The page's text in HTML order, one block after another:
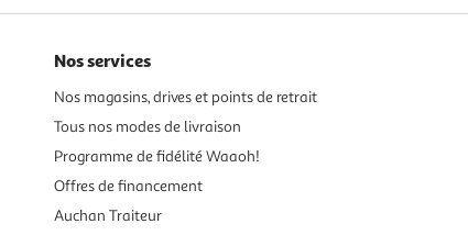
Nos services
Nos magasins, drives et points de retrait
Tous nos modes de livraison
Programme de fidélité Waaoh!
Offres de financement
Auchan Traiteur